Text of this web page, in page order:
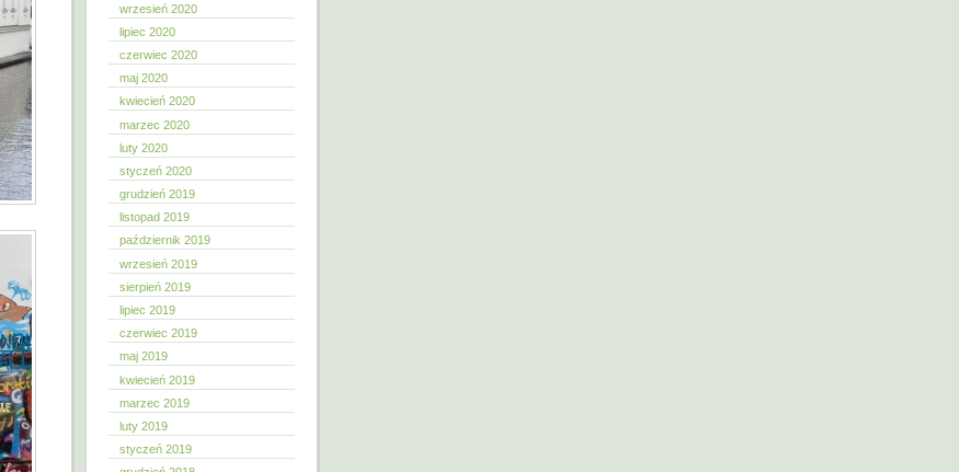
wrzesień 2020
lipiec 2020
czerwiec 2020
maj 2020
kwiecień 2020
marzec 2020
luty 2020
styczeń 2020
grudzień 2019
listopad 2019
październik 2019
wrzesień 2019
sierpień 2019
lipiec 2019
czerwiec 2019
maj 2019
kwiecień 2019
marzec 2019
luty 2019
styczeń 2019